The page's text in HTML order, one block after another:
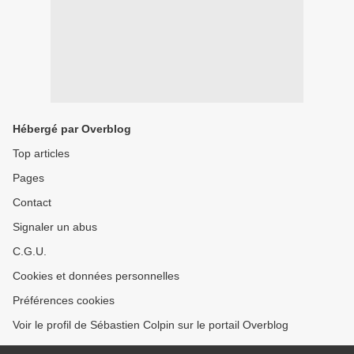
Hébergé par Overblog
Top articles
Pages
Contact
Signaler un abus
C.G.U.
Cookies et données personnelles
Préférences cookies
Voir le profil de Sébastien Colpin sur le portail Overblog